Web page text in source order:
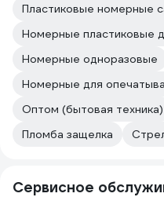
Пластиковые номерные
Номерные пластиковые
Номерные одноразовые
Номерные для
Оптом (бытовая техника)
Пломба защелка
Сервисное